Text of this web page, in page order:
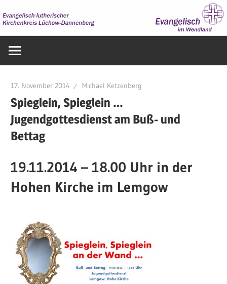
Inhalt
springen
im
17. November 2014 Michael Ketzenberg
Spieglein, Spieglein …
Jugendgottesdienst am Buß- und
Bettag
19.11.2014 – 18.00 Uhr in der
Hohen Kirche im Lemgow